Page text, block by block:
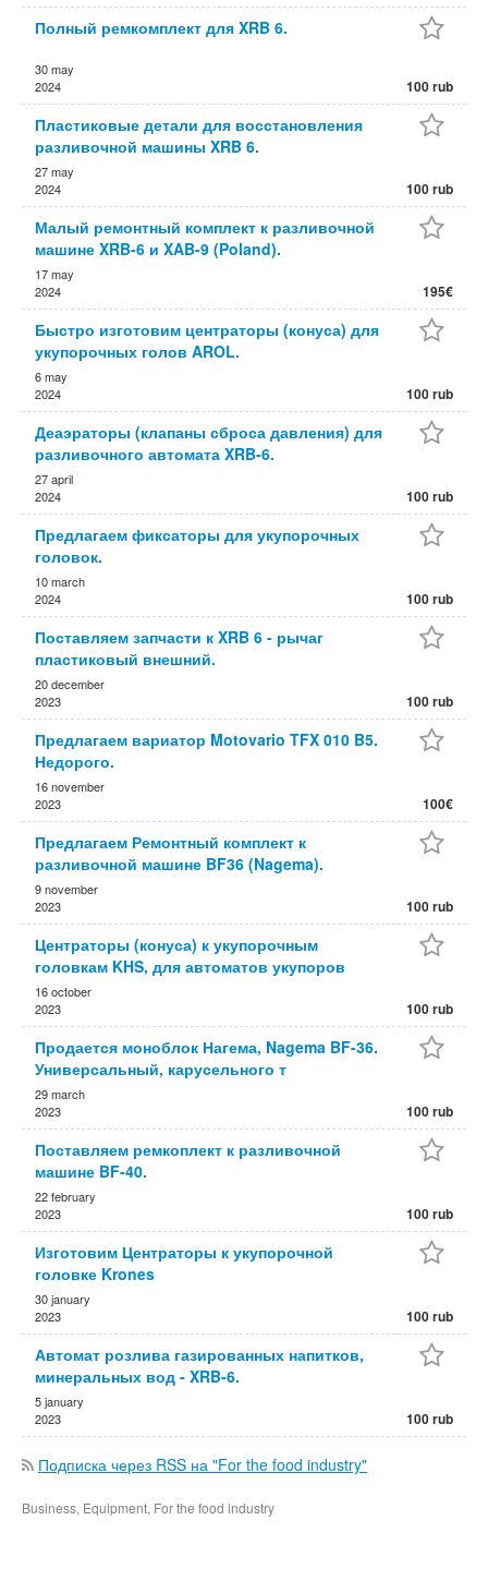
Полный ремкомплект для XRB 6.
30 may
2024
100 rub
Пластиковые детали для восстановления
разливочной машины XRB 6.
27 may
2024
100 rub
Малый ремонтный комплект к разливочной
машине XRB-6 и XAB-9 (Poland).
17 may
2024
195€
Быстро изготовим центраторы (конуса) для
укупорочных голов AROL.
6 may
2024
100 rub
Деаэраторы (клапаны сброса давления) для
разливочного автомата XRB-6.
27 april
2024
100 rub
Предлагаем фиксаторы для укупорочных
головок.
10 march
2024
100 rub
Поставляем запчасти к XRB 6 - рычаг
пластиковый внешний.
20 december
2023
100 rub
Предлагаем вариатор Motovario TFX 010 B5.
Недорого.
16 november
2023
100€
Предлагаем Ремонтный комплект к
разливочной машине BF36 (Nagema).
9 november
2023
100 rub
Центраторы (конуса) к укупорочным
головкам KHS, для автоматов укупоров
16 october
2023
100 rub
Продается моноблок Нагема, Nagema BF-36.
Универсальный, карусельного т
29 march
2023
100 rub
Поставляем ремкоплект к разливочной
машине BF-40.
22 february
2023
100 rub
Изготовим Центраторы к укупорочной
головке Krones
30 january
2023
100 rub
Автомат розлива газированных напитков,
минеральных вод - XRB-6.
5 january
2023
100 rub
Подписка через RSS на "For the food industry"
Business, Equipment, For the food industry